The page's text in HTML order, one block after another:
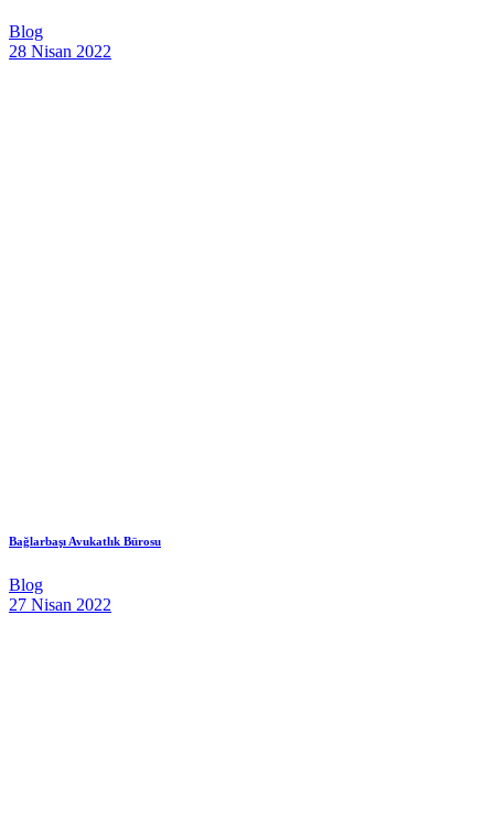
Blog
28 Nisan 2022
Bağlarbaşı Avukatlık Bürosu
Blog
27 Nisan 2022